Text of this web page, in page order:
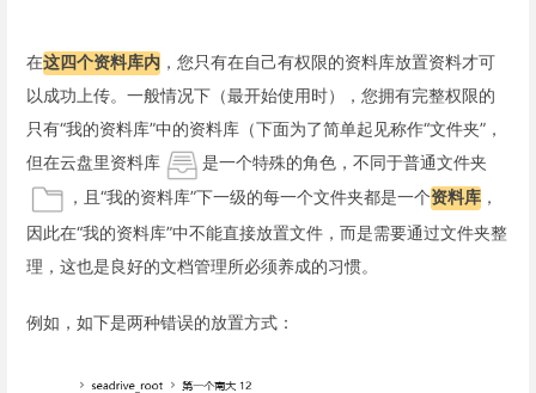
在这四个资料库内 ，您只有在自己有权限的资料库放置资料才可
以成功上传。一般情况下（最开始使用时），您拥有完整权限的
只有“我的资料库”中的资料库（下面为了简单起见称作“文件夹”，
但在云盘里资料库
是一个特殊的角色，不同于普通文件夹
，且“我的资料库”下一级的每一个文件夹都是一个资料库 ，
因此在“我的资料库”中不能直接放置文件，而是需要通过文件夹整
理，这也是良好的文档管理所必须养成的习惯。
例如，如下是两种错误的放置方式：